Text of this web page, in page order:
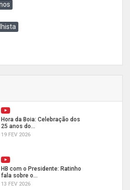
Hora da Boia: Celebração dos
25 anos do...
19 FEV 2026
HB com o Presidente: Ratinho
fala sobre o...
13 FEV 2026